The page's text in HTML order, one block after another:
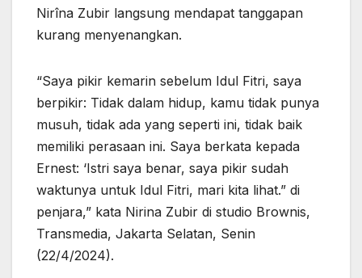
Nirîna Zubir langsung mendapat tanggapan
kurang menyenangkan.
“Saya pikir kemarin sebelum Idul Fitri, saya
berpikir: Tidak dalam hidup, kamu tidak punya
musuh, tidak ada yang seperti ini, tidak baik
memiliki perasaan ini. Saya berkata kepada
Ernest: ‘Istri saya benar, saya pikir sudah
waktunya untuk Idul Fitri, mari kita lihat.” di
penjara,” kata Nirina Zubir di studio Brownis,
Transmedia, Jakarta Selatan, Senin
(22/4/2024).